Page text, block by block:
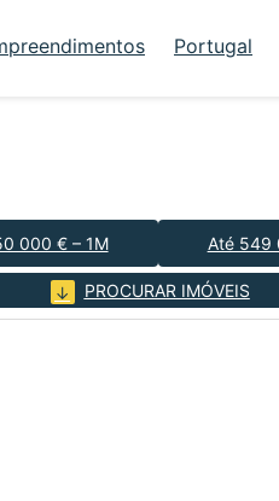
Portugal
000 € – 1M Até 549
PROCURAR IMÓVEIS